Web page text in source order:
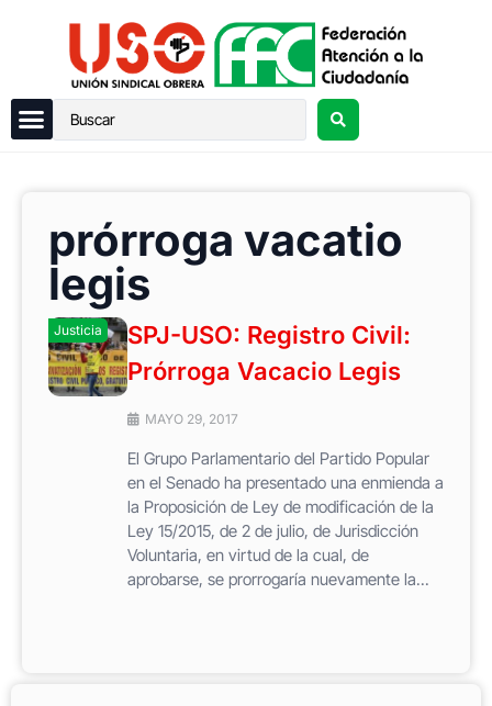
prórroga vacatio
legis
Justicia
SPJ-USO: Registro Civil:
Prórroga Vacacio Legis
MAYO 29, 2017
El Grupo Parlamentario del Partido Popular
en el Senado ha presentado una enmienda a
la Proposición de Ley de modificación de la
Ley 15/2015, de 2 de julio, de Jurisdicción
Voluntaria, en virtud de la cual, de
aprobarse, se prorrogaría nuevamente la...